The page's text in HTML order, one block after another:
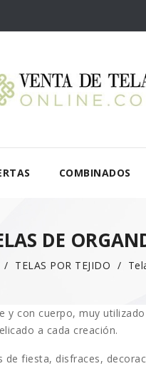
COMBINADOS
DE
TELAS POR TEJIDO
con cuerpo, muy
a cada creación.
de fiesta, disfraces,